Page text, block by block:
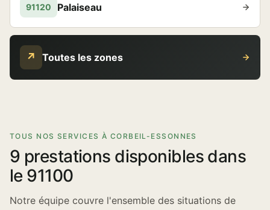
91120 Palaiseau
↗ Toutes les zones
TOUS NOS SERVICES À CORBEIL-ESSONNES
9 prestations disponibles dans
le 91100
Notre équipe couvre l'ensemble des situations de